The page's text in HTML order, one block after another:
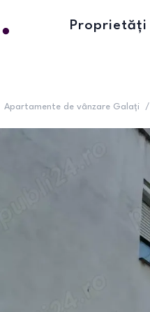
Proprietăți
Apartamente de vânzare Galați /